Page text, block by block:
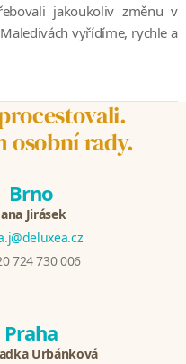
jakoukoliv změnu v
vyřídíme, rychle a
osobní rady.
Brno
Jirásek
724 730 006
Praha
Urbánková